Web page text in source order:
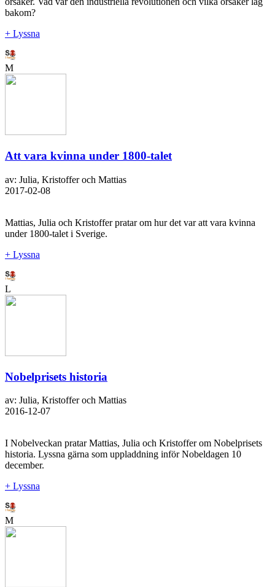
bakom?
+ Lyssna
M
Att vara kvinna under 1800-talet
av: Julia, Kristoffer och Mattias
2017-02-08
Mattias, Julia och Kristoffer pratar om hur det var att vara kvinna
under 1800-talet i Sverige.
+ Lyssna
L
Nobelprisets historia
av: Julia, Kristoffer och Mattias
2016-12-07
I Nobelveckan pratar Mattias, Julia och Kristoffer om Nobelprisets
historia. Lyssna gärna som uppladdning inför Nobeldagen 10
december.
+ Lyssna
M